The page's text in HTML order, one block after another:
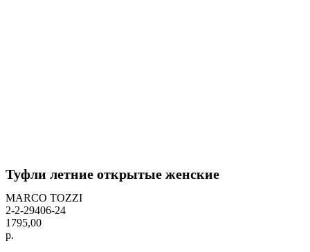
Туфли летние открытые женские
MARCO TOZZI
2-2-29406-24
1795,00
р.